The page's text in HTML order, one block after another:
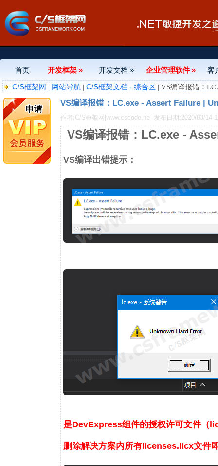
首页 开发框架 » 开发文档 » 企业管理软件 »
客
C/S框架网 | 网站导航 | C/S框架文档 - 综合区 | VS编译报错：
VS编译报错：LC.exe - Assert Failure |
作者:C/S框架网|www.cscode.ne 发布日期:2020/03/14
VS编译报错：LC.exe -
VS编译出错提示：
是DevExpress组件的授权许可文件（
删除解决方案内所有licenses.licx文件